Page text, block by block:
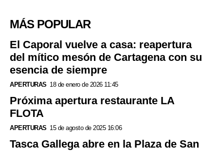
MÁS POPULAR
El Caporal vuelve a casa: reapertura
del mítico mesón de Cartagena con su
esencia de siempre
APERTURAS 18 de enero de 2026 11:45
Próxima apertura restaurante LA
FLOTA
APERTURAS 15 de agosto de 2025 16:06
Tasca Gallega abre en la Plaza de San